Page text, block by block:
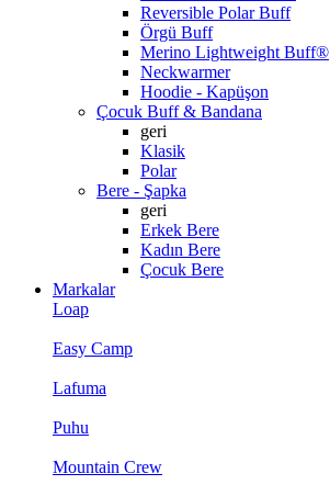
Reversible Polar Buff
Örgü Buff
Merino Lightweight Buff®
Neckwarmer
Hoodie - Kapüşon
Çocuk Buff & Bandana
geri
Klasik
Polar
Bere - Şapka
geri
Erkek Bere
Kadın Bere
Çocuk Bere
Markalar
Loap
Easy Camp
Lafuma
Puhu
Mountain Crew